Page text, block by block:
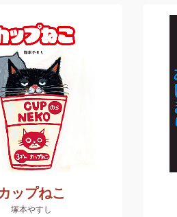
ップねこ
塚本やすし